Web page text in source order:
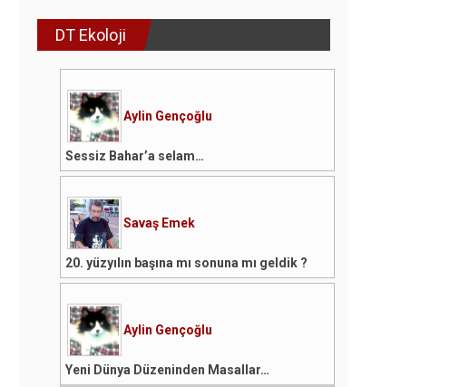
DT Ekoloji
Aylin Gençoğlu
Sessiz Bahar’a selam…
Savaş Emek
20. yüzyılın başına mı sonuna mı geldik ?
Aylin Gençoğlu
Yeni Dünya Düzeninden Masallar…